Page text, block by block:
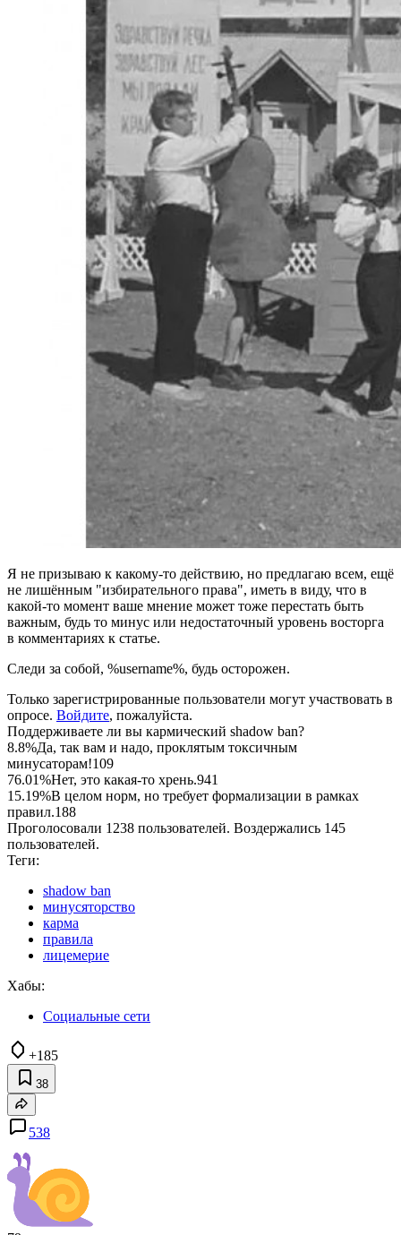
Я не призываю к какому-то действию, но предлагаю всем, ещё
не лишённым "избирательного права", иметь в виду, что в
какой-то момент ваше мнение может тоже перестать быть
важным, будь то минус или недостаточный уровень восторга
в комментариях к статье.
Следи за собой, %username%, будь осторожен.
Только зарегистрированные пользователи могут участвовать в
опросе. Войдите, пожалуйста.
Поддерживаете ли вы кармический shadow ban?
8.8%Да, так вам и надо, проклятым токсичным
минусаторам!109
76.01%Нет, это какая-то хрень.941
15.19%В целом норм, но требует формализации в рамках
правил.188
Проголосовали 1238 пользователей. Воздержались 145
пользователей.
Теги:
shadow ban
минусяторство
карма
правила
лицемерие
Хабы:
Социальные сети
+185
38
538